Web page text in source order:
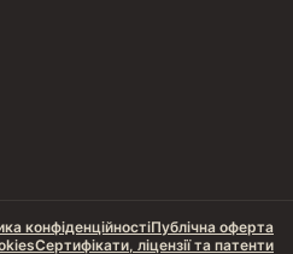
конфіденційностіПублічна оферта
Сертифікати, ліцензії та патенти